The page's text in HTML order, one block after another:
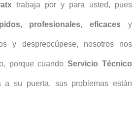
trabaja por y para usted, pues
, profesionales,eficaces y
y despreocúpese, nosotros nos
porque cuandoServicio Técnico
su puerta, sus problemas están